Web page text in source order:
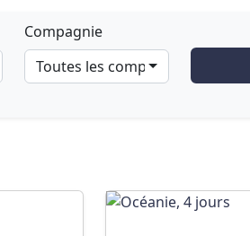
Compagnie
Toutes les compagnies